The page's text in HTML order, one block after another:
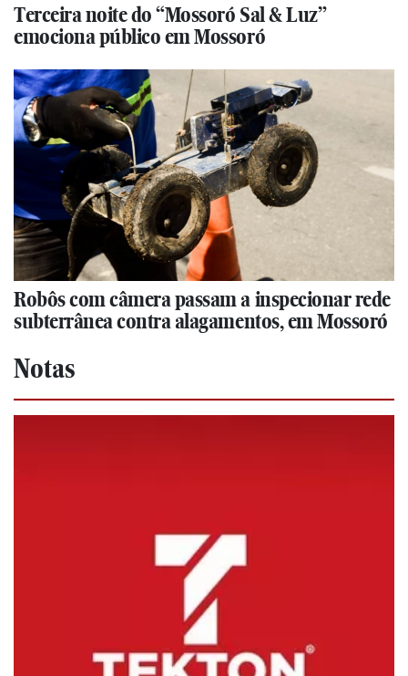
Terceira noite do “Mossoró Sal & Luz”
emociona público em Mossoró
Robôs com câmera passam a inspecionar rede
subterrânea contra alagamentos, em Mossoró
Notas